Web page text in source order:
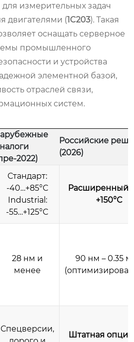
измерительных задач
двигателями (1C203). Такая
оснащать серверное
промышленного
и устройства
элементной базой,
отраслей связи,
систем.
2022)
Российские
(2026)
Стандарт:
-40…+85°C
Industrial:
-55…+125°C
Расширенный:
+150°C
28 нм и
менее
90 нм – 0.35
Спецверсии,
Штатная